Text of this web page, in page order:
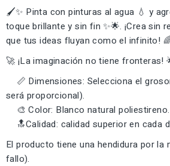
🖌️✨ Pinta con pinturas al agua 💧 y
toque brillante y sin fin ✨🌟. ¡Crea sin
que tus ideas fluyan como el infinito!
🚀 ¡La imaginación no tiene fronteras!
📏 Dimensiones: Selecciona el
será proporcional).
🎨 Color: Blanco natural poliestireno.
🔝Calidad: calidad superior en cada
El producto tiene una hendidura por la
fallo).